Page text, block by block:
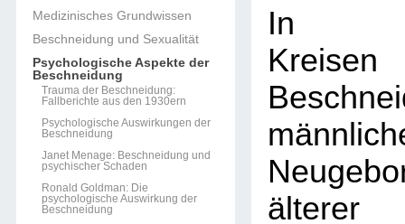
Medizinisches Grundwissen
Beschneidung und Sexualität
Psychologische Aspekte der
Beschneidung
Trauma der Beschneidung:
Fallberichte aus den 1930ern
Psychologische Auswirkungen der
Beschneidung
Janet Menage: Beschneidung und
psychischer Schaden
Ronald Goldman: Die
psychologische Auswirkung der
Beschneidung
In
älterer